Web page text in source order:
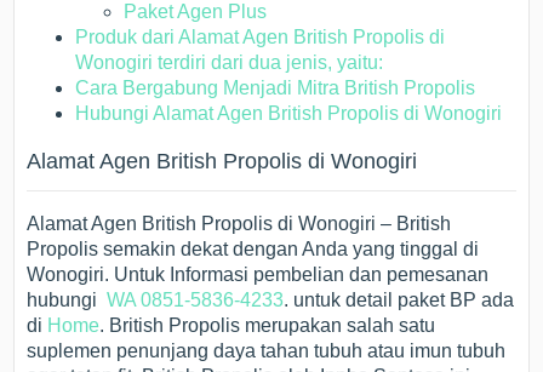
Paket Agen Plus
Produk dari Alamat Agen British Propolis di
Wonogiri terdiri dari dua jenis, yaitu:
Cara Bergabung Menjadi Mitra British Propolis
Hubungi Alamat Agen British Propolis di Wonogiri
Alamat Agen British Propolis di Wonogiri
Alamat Agen British Propolis di Wonogiri – British
Propolis semakin dekat dengan Anda yang tinggal di
Wonogiri. Untuk Informasi pembelian dan pemesanan
hubungiWA 0851-5836-4233. untuk detail paket BP ada
di Home. British Propolis merupakan salah satu
suplemen penunjang daya tahan tubuh atau imun tubuh